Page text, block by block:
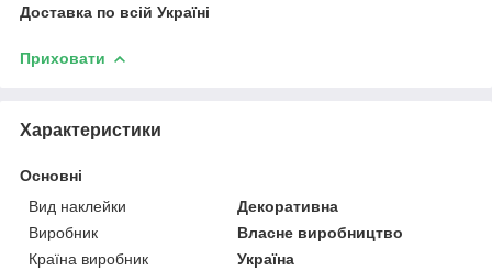
Доставка по всій Україні
Приховати
Характеристики
Основні
Вид наклейки
Декоративна
Виробник
Власне виробництво
Країна виробник
Україна